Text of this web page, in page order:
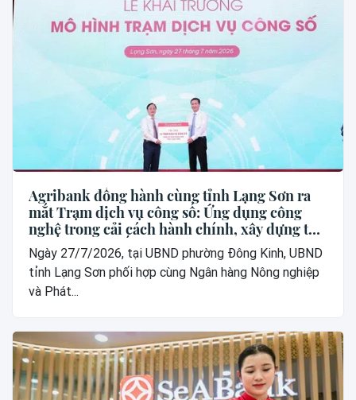
Agribank đồng hành cùng tỉnh Lạng Sơn ra
mắt Trạm dịch vụ công số: Ứng dụng công
nghệ trong cải cách hành chính, xây dựng thế
hệ “công dân số”
Ngày 27/7/2026, tại UBND phường Đông Kinh, UBND
tỉnh Lạng Sơn phối hợp cùng Ngân hàng Nông nghiệp
và Phát...